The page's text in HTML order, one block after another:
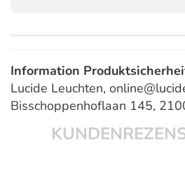
Information
Lucide Leuchten,
Bisschoppenhoflaan 145,